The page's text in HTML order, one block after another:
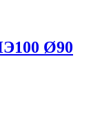
Ø90